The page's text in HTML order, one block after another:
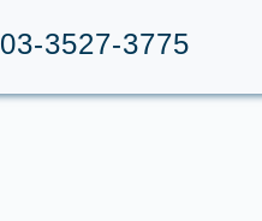
03-3527-3775